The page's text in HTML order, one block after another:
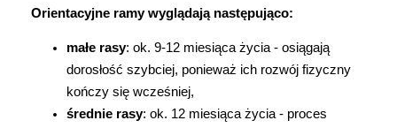
Orientacyjne ramy wyglądają następująco:
małe rasy: ok. 9-12 miesiąca życia - osiągają
dorosłość szybciej, ponieważ ich rozwój fizyczny
kończy się wcześniej,
średnie rasy: ok. 12 miesiąca życia - proces